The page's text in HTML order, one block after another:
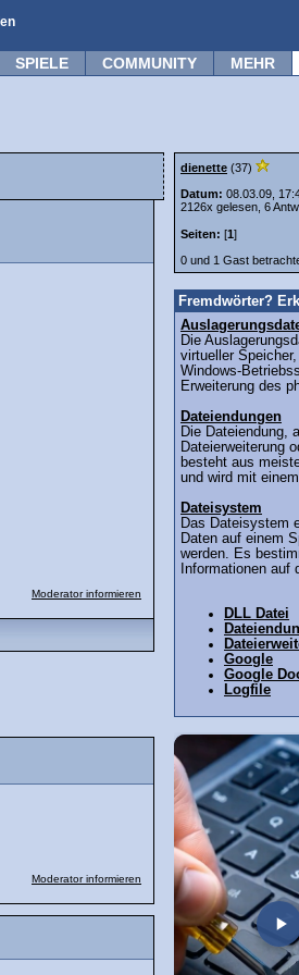
SPIELE COMMUNITY MEHR
Moderator informieren
Moderator informieren
dienette (37)
Datum: 08.03.09,
2126x gelesen, 6
Seiten: [1]
0 und 1 Gast
Fremdwörter?
Die
virtueller
Windows-
Erweiterung des
Dateiendungen
Die Dateiendung,
Dateierweiterung
besteht aus
und wird mit
Dateisystem
Das Dateisystem
Daten auf einem
werden. Es
Informationen auf
DLL Datei
Google
Google
Logfile